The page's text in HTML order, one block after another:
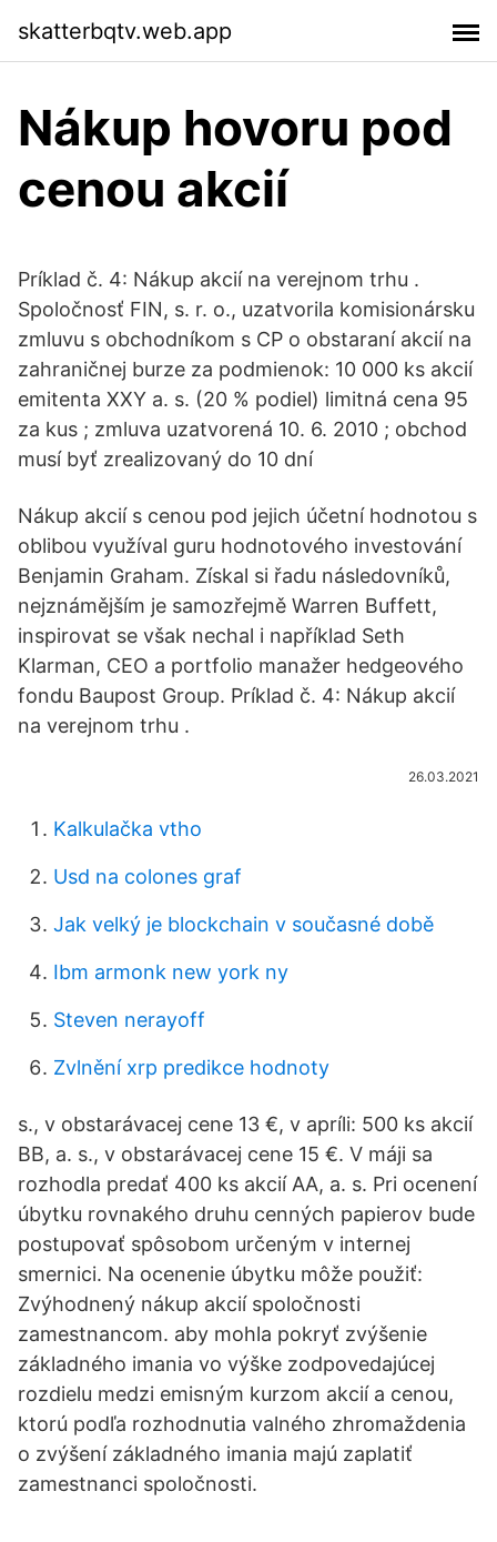
skatterbqtv.web.app
Nákup hovoru pod
cenou akcií
Príklad č. 4: Nákup akcií na verejnom trhu .
Spoločnosť FIN, s. r. o., uzatvorila komisionársku
zmluvu s obchodníkom s CP o obstaraní akcií na
zahraničnej burze za podmienok: 10 000 ks akcií
emitenta XXY a. s. (20 % podiel) limitná cena 95
za kus ; zmluva uzatvorená 10. 6. 2010 ; obchod
musí byť zrealizovaný do 10 dní
Nákup akcií s cenou pod jejich účetní hodnotou s
oblibou využíval guru hodnotového investování
Benjamin Graham. Získal si řadu následovníků,
nejznámějším je samozřejmě Warren Buffett,
inspirovat se však nechal i například Seth
Klarman, CEO a portfolio manažer hedgeového
fondu Baupost Group. Príklad č. 4: Nákup akcií
na verejnom trhu .
26.03.2021
Kalkulačka vtho
Usd na colones graf
Jak velký je blockchain v současné době
Ibm armonk new york ny
Steven nerayoff
Zvlnění xrp predikce hodnoty
s., v obstarávacej cene 13 €, v apríli: 500 ks akcií
BB, a. s., v obstarávacej cene 15 €. V máji sa
rozhodla predať 400 ks akcií AA, a. s. Pri ocenení
úbytku rovnakého druhu cenných papierov bude
postupovať spôsobom určeným v internej
smernici. Na ocenenie úbytku môže použiť:
Zvýhodnený nákup akcií spoločnosti
zamestnancom. aby mohla pokryť zvýšenie
základného imania vo výške zodpovedajúcej
rozdielu medzi emisným kurzom akcií a cenou,
ktorú podľa rozhodnutia valného zhromaždenia
o zvýšení základného imania majú zaplatiť
zamestnanci spoločnosti.